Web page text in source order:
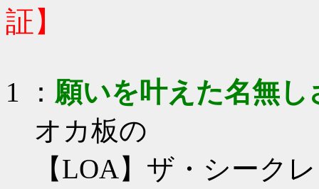
証】
1 ： 願いを叶えた名無し
オカ板の
【LOA】ザ・シーク